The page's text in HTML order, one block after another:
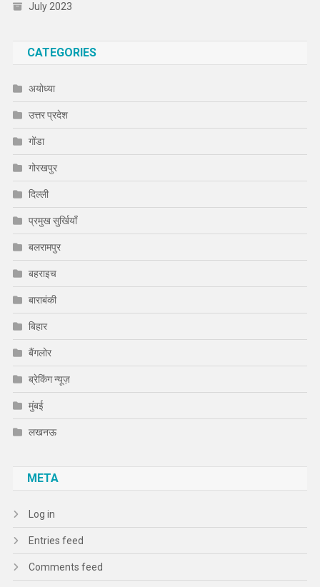
July 2023
CATEGORIES
अयोध्या
उत्तर प्रदेश
गोंडा
गोरखपुर
दिल्ली
प्रमुख सुर्खियाँ
बलरामपुर
बहराइच
बाराबंकी
बिहार
बैंगलोर
ब्रेकिंग न्यूज़
मुंबई
लखनऊ
META
Log in
Entries feed
Comments feed